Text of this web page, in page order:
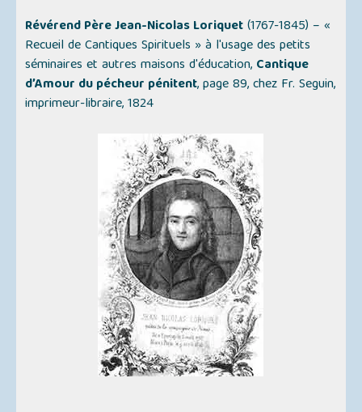
Révérend Père Jean-Nicolas Loriquet(1767-1845) –«
Recueil de Cantiques Spirituels »à l'usage des petits
séminaires et autres maisons d'éducation, Cantique
d’Amour du pécheur pénitent, page 89, chez Fr. Seguin,
imprimeur-libraire, 1824